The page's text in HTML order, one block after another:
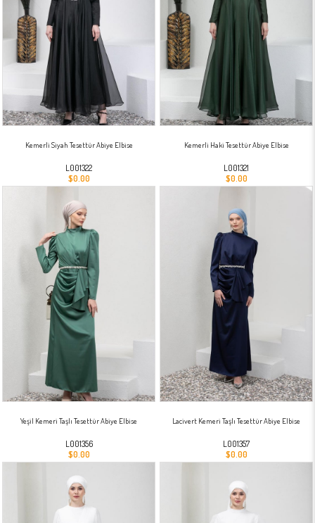
Kemerli Siyah Tesettür Abiye Elbise
L001322
$0.00
Kemerli Haki Tesettür Abiye Elbise
L001321
$0.00
Yeşil Kemeri Taşlı Tesettür Abiye Elbise
L001356
$0.00
Lacivert Kemeri Taşlı Tesettür Abiye Elbise
L001357
$0.00